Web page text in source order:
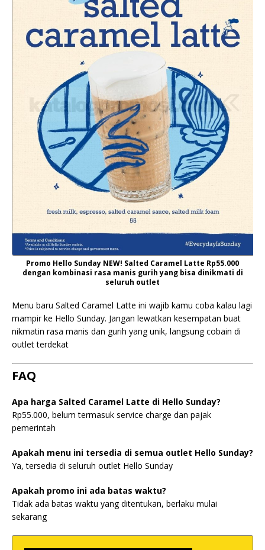
Promo Hello Sunday NEW! Salted Caramel Latte Rp55.000
dengan kombinasi rasa manis gurih yang bisa dinikmati di
seluruh outlet
Menu baru Salted Caramel Latte ini wajib kamu coba kalau lagi
mampir ke Hello Sunday. Jangan lewatkan kesempatan buat
nikmatin rasa manis dan gurih yang unik, langsung cobain di
outlet terdekat
FAQ
Apa harga Salted Caramel Latte di Hello Sunday?
Rp55.000, belum termasuk service charge dan pajak
pemerintah
Apakah menu ini tersedia di semua outlet Hello Sunday?
Ya, tersedia di seluruh outlet Hello Sunday
Apakah promo ini ada batas waktu?
Tidak ada batas waktu yang ditentukan, berlaku mulai
sekarang